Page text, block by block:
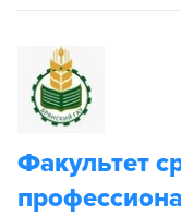
Факультет